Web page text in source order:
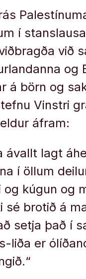
í
við
og
á börn og
Vinstri
áfram:
ávallt lagt
í öllum
og kúgun og
sé brotið á
setja það í
liða er